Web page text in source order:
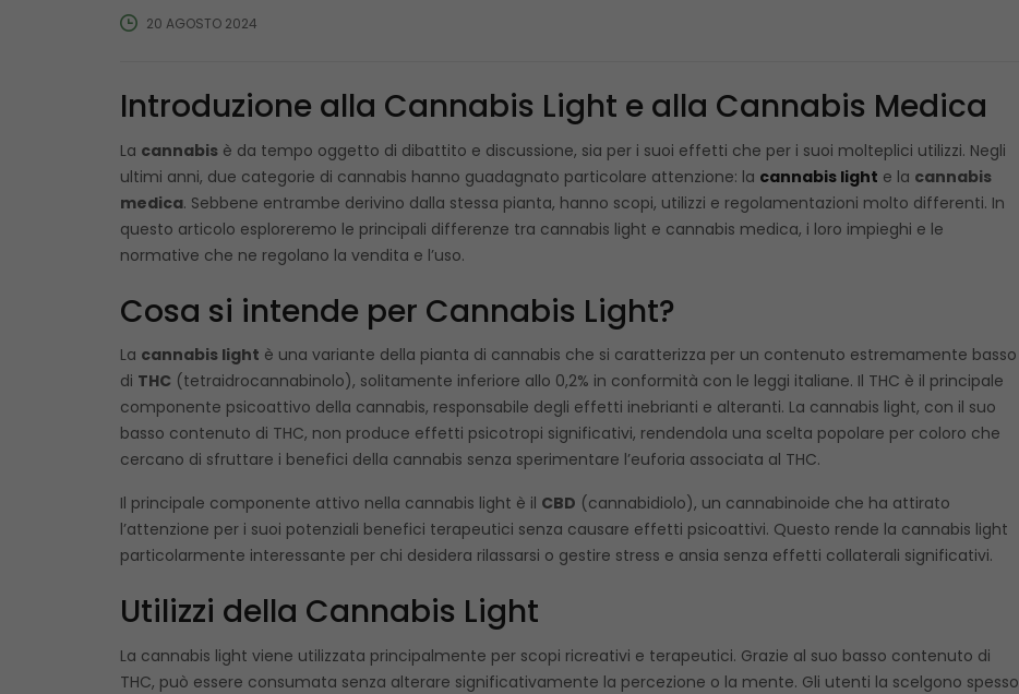
20 AGOSTO 2024
Introduzione alla Cannabis Light e alla Cannabis Medica
La cannabisè da tempo oggetto di dibattito e discussione, sia per i suoi effetti che per i suoi molteplici utilizzi. Negli
ultimi anni, due categorie di cannabis hanno guadagnato particolare attenzione: la cannabis light e la cannabis
medica. Sebbene entrambe derivino dalla stessa pianta, hanno scopi, utilizzi e regolamentazioni molto differenti. In
questo articolo esploreremo le principali differenze tra cannabis light e cannabis medica, i loro impieghi e le
normative che ne regolano la vendita e l’uso.
Cosa si intende per Cannabis Light?
La cannabis light è una variante della pianta di cannabis che si caratterizza per un contenuto estremamente basso
di THC (tetraidrocannabinolo), solitamente inferiore allo 0,2% in conformità con le leggi italiane. Il THC è il principale
componente psicoattivo della cannabis, responsabile degli effetti inebrianti e alteranti. La cannabis light, con il suo
basso contenuto di THC, non produce effetti psicotropi significativi, rendendola una scelta popolare per coloro che
cercano di sfruttare i benefici della cannabis senza sperimentare l’euforia associata al THC.
Il principale componente attivo nella cannabis light è il CBD (cannabidiolo), un cannabinoide che ha attirato
l’attenzione per i suoi potenziali benefici terapeutici senza causare effetti psicoattivi. Questo rende la cannabis light
particolarmente interessante per chi desidera rilassarsi o gestire stress e ansia senza effetti collaterali significativi.
Utilizzi della Cannabis Light
La cannabis light viene utilizzata principalmente per scopi ricreativi e terapeutici. Grazie al suo basso contenuto di
THC, può essere consumata senza alterare significativamente la percezione o la mente. Gli utenti la scelgono spesso